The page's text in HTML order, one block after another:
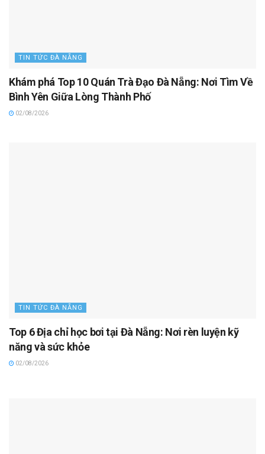
TIN TỨC ĐÀ NẴNG
Khám phá Top 10 Quán Trà Đạo Đà Nẵng: Nơi Tìm Về
Bình Yên Giữa Lòng Thành Phố
02/08/2026
TIN TỨC ĐÀ NẴNG
Top 6 Địa chỉ học bơi tại Đà Nẵng: Nơi rèn luyện kỹ
năng và sức khỏe
02/08/2026